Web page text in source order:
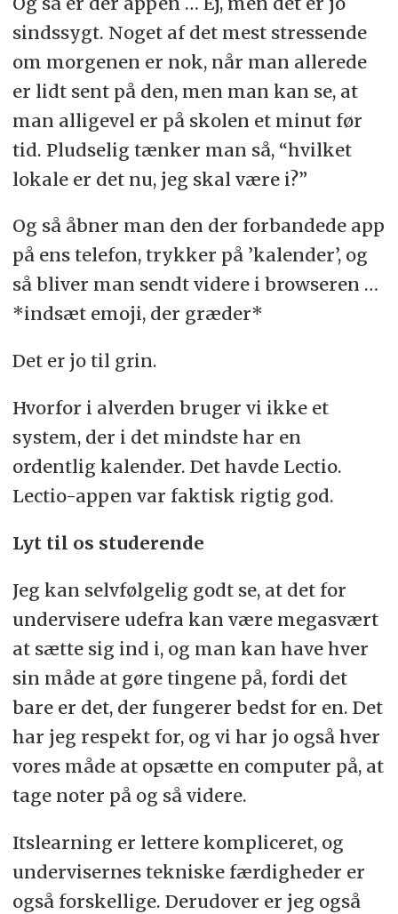
sindssygt. Noget af det mest stressende
om morgenen er nok, når man allerede
er lidt sent på den, men man kan se, at
man alligevel er på skolen et minut før
tid. Pludselig tænker man så, “hvilket
lokale er det nu, jeg skal være i?”
Og så åbner man den der forbandede app
på ens telefon, trykker på ’kalender’, og
så bliver man sendt videre i browseren …
*indsæt emoji, der græder*
Det er jo til grin.
Hvorfor i alverden bruger vi ikke et
system, der i det mindste har en
ordentlig kalender. Det havde Lectio.
Lectio-appen var faktisk rigtig god.
Lyt til os studerende
Jeg kan selvfølgelig godt se, at det for
undervisere udefra kan være megasvært
at sætte sig ind i, og man kan have hver
sin måde at gøre tingene på, fordi det
bare er det, der fungerer bedst for en. Det
har jeg respekt for, og vi har jo også hver
vores måde at opsætte en computer på, at
tage noter på og så videre.
Itslearning er lettere kompliceret, og
undervisernes tekniske færdigheder er
også forskellige. Derudover er jeg også